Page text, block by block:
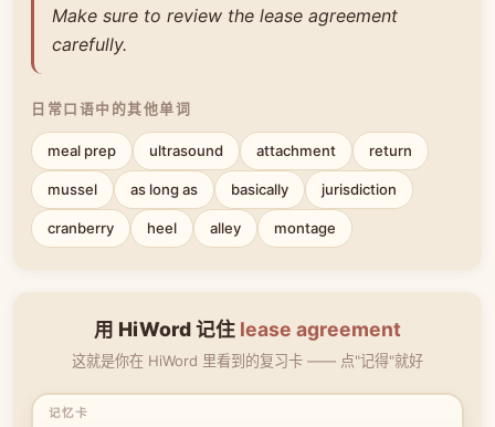
Make sure to review the lease agreement
carefully.
日常口语中的其他单词
meal prep ultrasound attachment return
mussel as long as basically jurisdiction
cranberry heel alley montage
用 HiWord 记住 lease agreement
这就是你在 HiWord 里看到的复习卡 —— 点"记得"就好